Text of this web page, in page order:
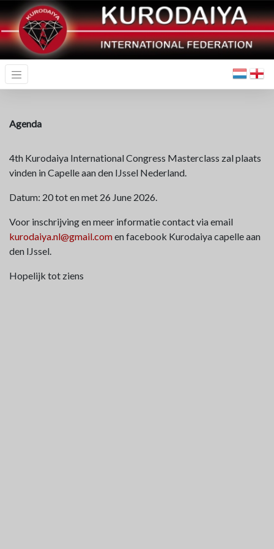
Agenda
4th Kurodaiya International Congress Masterclass zal plaats
vinden in Capelle aan den IJssel Nederland.
Datum: 20 tot en met 26 June 2026.
Voor inschrijving en meer informatie contact via email
kurodaiya.nl@gmail.comen facebook Kurodaiya capelle aan
den IJssel.
Hopelijk tot ziens